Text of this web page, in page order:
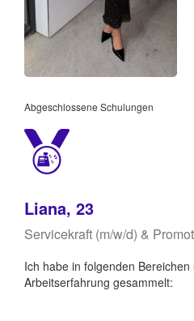
Abgeschlossene Schulungen
Liana, 23
Servicekraft (m/w/d) &
Ich habe in folgenden
Arbeitserfahrung gesammelt: